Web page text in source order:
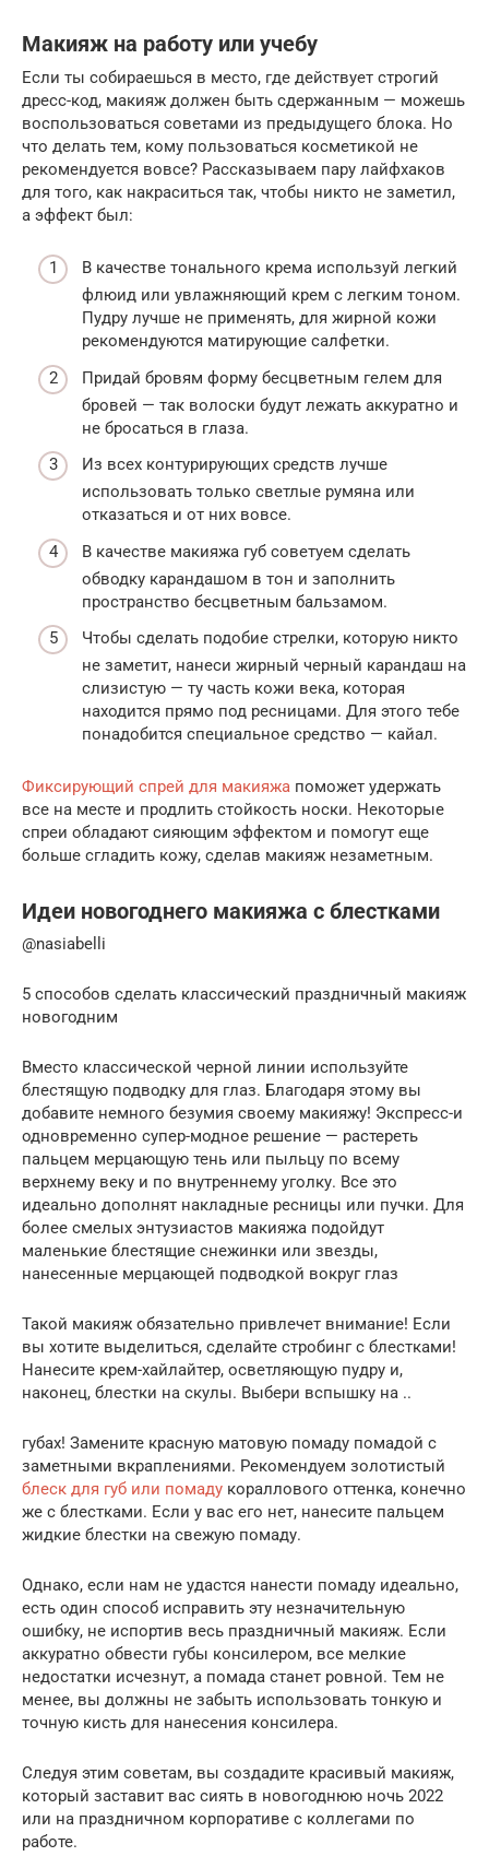
Макияж на работу или учебу
Если ты собираешься в место, где действует строгий
дресс-код, макияж должен быть сдержанным — можешь
воспользоваться советами из предыдущего блока. Но
что делать тем, кому пользоваться косметикой не
рекомендуется вовсе? Рассказываем пару лайфхаков
для того, как накраситься так, чтобы никто не заметил,
а эффект был:
В качестве тонального крема используй легкий
флюид или увлажняющий крем с легким тоном.
Пудру лучше не применять, для жирной кожи
рекомендуются матирующие салфетки.
Придай бровям форму бесцветным гелем для
бровей — так волоски будут лежать аккуратно и
не бросаться в глаза.
Из всех контурирующих средств лучше
использовать только светлые румяна или
отказаться и от них вовсе.
В качестве макияжа губ советуем сделать
обводку карандашом в тон и заполнить
пространство бесцветным бальзамом.
Чтобы сделать подобие стрелки, которую никто
не заметит, нанеси жирный черный карандаш на
слизистую — ту часть кожи века, которая
находится прямо под ресницами. Для этого тебе
понадобится специальное средство — кайал.
Фиксирующий спрей для макияжа поможет удержать
все на месте и продлить стойкость носки. Некоторые
спреи обладают сияющим эффектом и помогут еще
больше сгладить кожу, сделав макияж незаметным.
Идеи новогоднего макияжа с блестками
@nasiabelli
5 способов сделать классический праздничный макияж
новогодним
Вместо классической черной линии используйте
блестящую подводку для глаз. Благодаря этому вы
добавите немного безумия своему макияжу! Экспресс-и
одновременно супер-модное решение — растереть
пальцем мерцающую тень или пыльцу по всему
верхнему веку и по внутреннему уголку. Все это
идеально дополнят накладные ресницы или пучки. Для
более смелых энтузиастов макияжа подойдут
маленькие блестящие снежинки или звезды,
нанесенные мерцающей подводкой вокруг глаз
Такой макияж обязательно привлечет внимание! Если
вы хотите выделиться, сделайте стробинг с блестками!
Нанесите крем-хайлайтер, осветляющую пудру и,
наконец, блестки на скулы. Выбери вспышку на ..
губах! Замените красную матовую помаду помадой с
заметными вкраплениями. Рекомендуем золотистый
блеск для губ или помаду кораллового оттенка, конечно
же с блестками. Если у вас его нет, нанесите пальцем
жидкие блестки на свежую помаду.
Однако, если нам не удастся нанести помаду идеально,
есть один способ исправить эту незначительную
ошибку, не испортив весь праздничный макияж. Если
аккуратно обвести губы консилером, все мелкие
недостатки исчезнут, а помада станет ровной. Тем не
менее, вы должны не забыть использовать тонкую и
точную кисть для нанесения консилера.
Следуя этим советам, вы создадите красивый макияж,
который заставит вас сиять в новогоднюю ночь 2022
или на праздничном корпоративе с коллегами по
работе.